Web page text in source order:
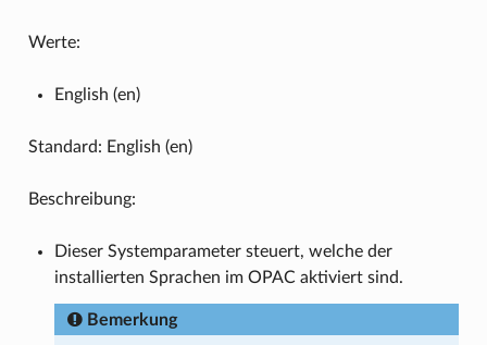
Werte:
English (en)
Standard: English (en)
Beschreibung:
Dieser Systemparameter steuert, welche der
installierten Sprachen im OPAC aktiviert sind.
Bemerkung